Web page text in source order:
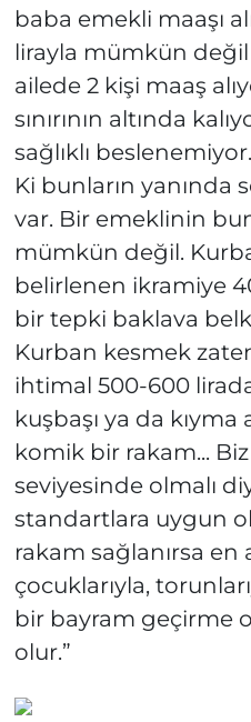
baba emekli maaşı
lirayla mümkün değil
ailede 2 kişi maaş
sınırının altında
sağlıklı
Ki bunların yanında
var. Bir emeklinin
mümkün değil.
belirlenen ikramiye
bir tepki baklava
Kurban kesmek
ihtimal 500-600
kuşbaşı ya da
komik bir rakam...
seviyesinde olmalı
standartlara uygun
rakam sağlanırsa en
çocuklarıyla,
bir bayram geçirme
olur.”